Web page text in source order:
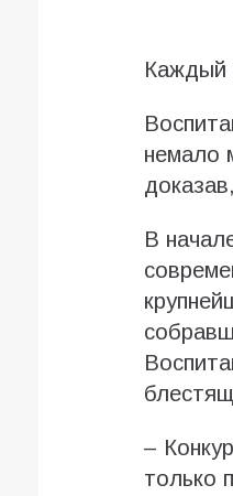
Каждый
немало
В
–
только